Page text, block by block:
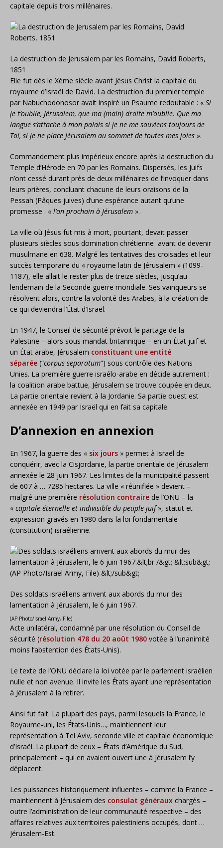
capitale depuis trois millénaires.
La destruction de Jerusalem par les Romains, David Roberts,
1851
Elle fut dès le Xème siècle avant Jésus Christ la capitale du
royaume d’Israël de David. La destruction du premier temple
par Nabuchodonosor avait inspiré un Psaume redoutable : « Si
je t’oublie, Jérusalem, que ma (main) droite m’oublie. Que ma
langue s’attache à mon palais si je ne me souviens toujours de
Toi, si je ne place Jérusalem au sommet de toutes mes joies ».
Commandement plus impérieux encore après la destruction du
Temple d’Hérode en 70 par les Romains. Dispersés, les Juifs
n’ont cessé durant près de deux millénaires de l’invoquer dans
leurs prières, concluant chacune de leurs oraisons de la
Pessah (Pâques juives) d’une espérance autant qu’une
promesse : « l’an prochain à Jérusalem ».
La ville où Jésus fut mis à mort, pourtant, devait passer
plusieurs siècles sous domination chrétienne avant de devenir
musulmane en 638. Malgré les tentatives des croisades et leur
succès temporaire du « royaume latin de Jérusalem » (1099-
1187), elle allait le rester plus de treize siècles, jusqu’au
lendemain de la Seconde guerre mondiale. Ses vainqueurs se
résolvent alors, contre la volonté des Arabes, à la création de
ce qui deviendra l’État d’Israël.
En 1947, le Conseil de sécurité prévoit le partage de la
Palestine – alors sous mandat britannique – en un État juif et
un État arabe, Jérusalem constituant une entité
séparée (“corpus separatum“) sous contrôle des Nations
Unies. La première guerre israélo-arabe en décide autrement :
la coalition arabe battue, Jérusalem se trouve coupée en deux.
La partie orientale revient à la Jordanie. Sa partie ouest est
annexée en 1949 par Israël qui en fait sa capitale.
D’annexion en annexion
En 1967, la guerre des « six jours » permet à Israël de
conquérir, avec la Cisjordanie, la partie orientale de Jérusalem
annexée le 28 juin 1967. Les limites de la municipalité passent
de 607 à … 7285 hectares. La ville « réunifiée » devient –
malgré une première résolution contraire de l’ONU – la
« capitale éternelle et indivisible du peuple juif», statut et
expression gravés en 1980 dans la loi fondamentale
(constitution) israélienne.
Des soldats israéliens arrivent aux abords du mur des
lamentation à Jérusalem, le 6 juin 1967.
(AP Photo/Israel Army, File)
Acte unilatéral, condamné par une résolution du Conseil de
sécurité (résolution 478 du 20 août 1980 votée à l’unanimité
moins l’abstention des États-Unis).
Le texte de l’ONU déclare la loi votée par le parlement israélien
nulle et non avenue. Il invite les États ayant une représentation
à Jérusalem à la retirer.
Ainsi fut fait. La plupart des pays, parmi lesquels la France, le
Royaume-uni, les États-Unis…, maintiennent leur
représentation à Tel Aviv, seconde ville et capitale économique
d’Israël. La plupart de ceux – États d’Amérique du Sud,
principalement – qui en avaient ouvert une à Jérusalem l’y
déplacent.
Les puissances historiquement influentes – comme la France –
maintiennent à Jérusalem des consulat généraux chargés –
outre l’administration de leur communauté respective – des
affaires relatives aux territoires palestiniens occupés, dont …
Jérusalem-Est.